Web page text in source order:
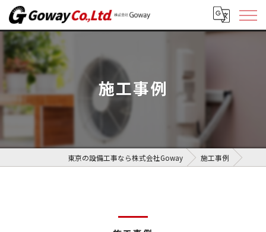
施工事例
東京の設備工事なら株式会社Goway 施工事例